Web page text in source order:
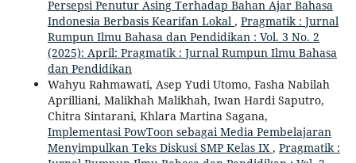
Persepsi Penutur Asing Terhadap Bahan Ajar Bahasa
Indonesia Berbasis Kearifan Lokal , Pragmatik : Jurnal
Rumpun Ilmu Bahasa dan Pendidikan : Vol. 3 No. 2
(2025): April: Pragmatik : Jurnal Rumpun Ilmu Bahasa
dan Pendidikan
Wahyu Rahmawati, Asep Yudi Utomo, Fasha Nabilah
Aprilliani, Malikhah Malikhah, Iwan Hardi Saputro,
Chitra Sintarani, Khlara Martina Sagana,
Implementasi PowToon sebagai Media Pembelajaran
Menyimpulkan Teks Diskusi SMP Kelas IX , Pragmatik :